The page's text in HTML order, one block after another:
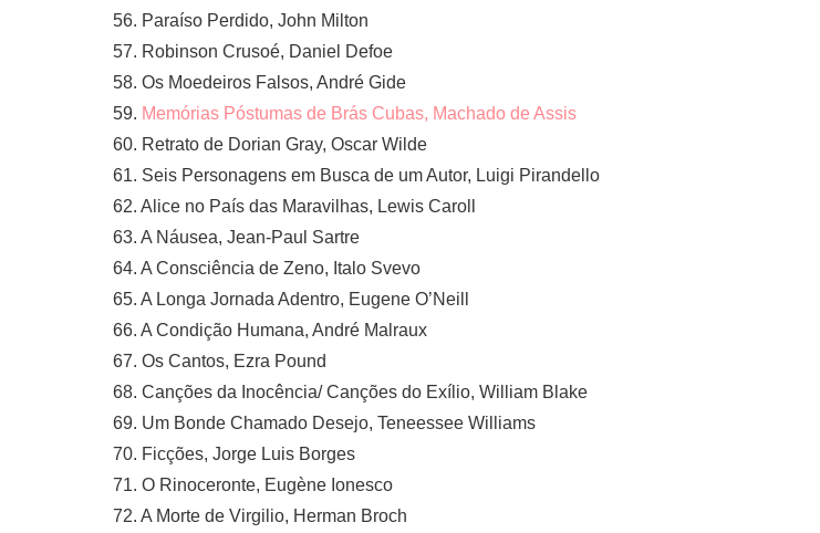
56. Paraíso Perdido, John Milton
57. Robinson Crusoé, Daniel Defoe
58. Os Moedeiros Falsos, André Gide
59. Memórias Póstumas de Brás Cubas, Machado de Assis
60. Retrato de Dorian Gray, Oscar Wilde
61. Seis Personagens em Busca de um Autor, Luigi Pirandello
62. Alice no País das Maravilhas, Lewis Caroll
63. A Náusea, Jean-Paul Sartre
64. A Consciência de Zeno, Italo Svevo
65. A Longa Jornada Adentro, Eugene O’Neill
66. A Condição Humana, André Malraux
67. Os Cantos, Ezra Pound
68. Canções da Inocência/ Canções do Exílio, William Blake
69. Um Bonde Chamado Desejo, Teneessee Williams
70. Ficções, Jorge Luis Borges
71. O Rinoceronte, Eugène Ionesco
72. A Morte de Virgilio, Herman Broch